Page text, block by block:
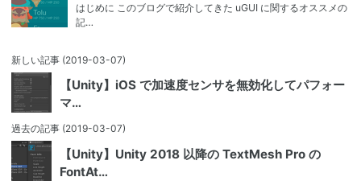
はじめに このブログで紹介してきた uGUI に関するオススメの
記…
新しい記事 (2019-03-07)
【Unity】iOS で加速度センサを無効化してパフォー
マ…
過去の記事 (2019-03-07)
【Unity】Unity 2018 以降の TextMesh Pro の
FontAt…